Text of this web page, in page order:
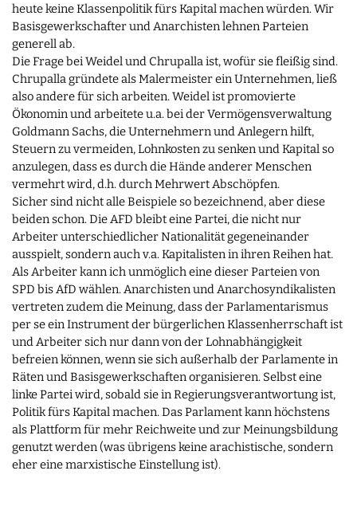
heute keine Klassenpolitik fürs Kapital machen würden. Wir
Basisgewerkschafter und Anarchisten lehnen Parteien
generell ab.
Die Frage bei Weidel und Chrupalla ist, wofür sie fleißig sind.
Chrupalla gründete als Malermeister ein Unternehmen, ließ
also andere für sich arbeiten. Weidel ist promovierte
Ökonomin und arbeitete u.a. bei der Vermögensverwaltung
Goldmann Sachs, die Unternehmern und Anlegern hilft,
Steuern zu vermeiden, Lohnkosten zu senken und Kapital so
anzulegen, dass es durch die Hände anderer Menschen
vermehrt wird, d.h. durch Mehrwert Abschöpfen.
Sicher sind nicht alle Beispiele so bezeichnend, aber diese
beiden schon. Die AFD bleibt eine Partei, die nicht nur
Arbeiter unterschiedlicher Nationalität gegeneinander
ausspielt, sondern auch v.a. Kapitalisten in ihren Reihen hat.
Als Arbeiter kann ich unmöglich eine dieser Parteien von
SPD bis AfD wählen. Anarchisten und Anarchosyndikalisten
vertreten zudem die Meinung, dass der Parlamentarismus
per se ein Instrument der bürgerlichen Klassenherrschaft ist
und Arbeiter sich nur dann von der Lohnabhängigkeit
befreien können, wenn sie sich außerhalb der Parlamente in
Räten und Basisgewerkschaften organisieren. Selbst eine
linke Partei wird, sobald sie in Regierungsverantwortung ist,
Politik fürs Kapital machen. Das Parlament kann höchstens
als Plattform für mehr Reichweite und zur Meinungsbildung
genutzt werden (was übrigens keine arachistische, sondern
eher eine marxistische Einstellung ist).